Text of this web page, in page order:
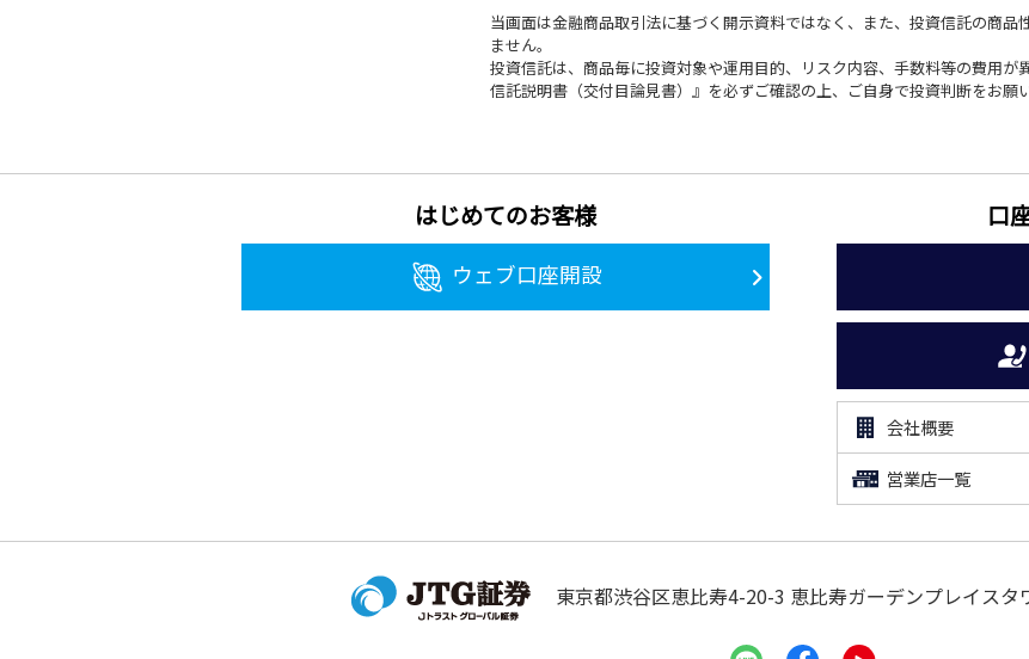
当画面は金融商品取引法に基づく開示資料ではなく、また、投資信託の商品
ません。
投資信託は、商品毎に投資対象や運用目的、リスク内容、手数料等の費用が
信託説明書（交付目論見書）』を必ずご確認の上、ご自身で投資判断をお願
はじめてのお客様
ウェブ口座開設
口
会社概要
営業店一覧
東京都渋谷区恵比寿4-20-3 恵比寿ガーデンプレイスタ